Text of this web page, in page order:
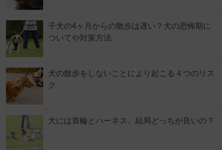
子犬の4ヶ月からの散歩は遅い？犬の恐怖期に
ついてや対策方法
犬の散歩をしないことにより起こる４つのリス
ク
犬には首輪とハーネス、結局どっちが良いの？